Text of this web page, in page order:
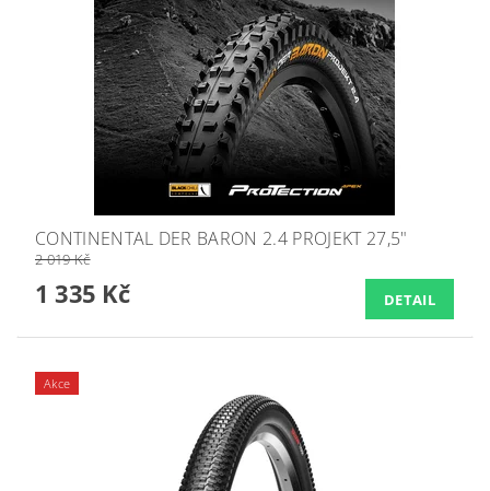
CONTINENTAL DER BARON 2.4 PROJEKT 27,5"
2 019 Kč
1 335 Kč DETAIL
Akce